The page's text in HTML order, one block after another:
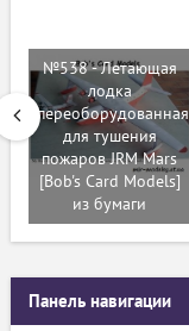
№538 - Летающая
лодка
переоборудованная
для тушения
пожаров JRM Mars
[Bob's Card Models]
из бумаги
Панель навигации